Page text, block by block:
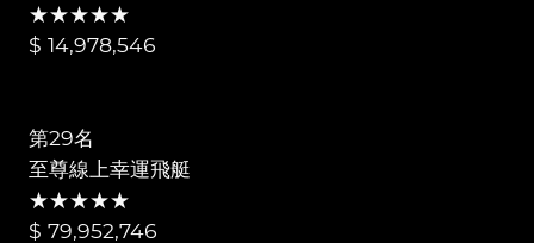
★★★★★
$ 14,978,546
第29名
至尊線上幸運飛艇
★★★★★
$ 79,952,746